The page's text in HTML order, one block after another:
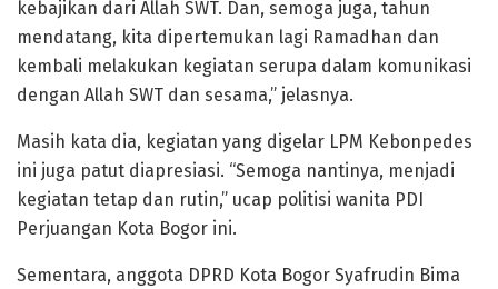
kebajikan dari Allah SWT. Dan, semoga juga, tahun
mendatang, kita dipertemukan lagi Ramadhan dan
kembali melakukan kegiatan serupa dalam komunikasi
dengan Allah SWT dan sesama,” jelasnya.
Masih kata dia, kegiatan yang digelar LPM Kebonpedes
ini juga patut diapresiasi. “Semoga nantinya, menjadi
kegiatan tetap dan rutin,” ucap politisi wanita PDI
Perjuangan Kota Bogor ini.
Sementara, anggota DPRD Kota Bogor Syafrudin Bima